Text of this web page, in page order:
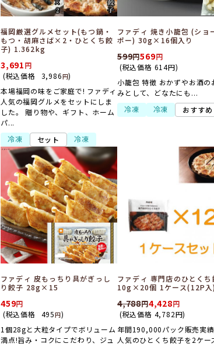
福岡厳選グルメセット(もつ鍋・
もつ・胡麻さば×2・ひとくち餃
子) 1.362kg
3,691
(税込価格 3,986円)
本場福岡の味をご家庭で! ファディ
人気の福岡グルメをセットにしま
した。 贈り物や、ギフト、ホーム
パ...
冷凍
セット 冷凍
ファディ 焼き小籠包 (ショ
ポー) 30g×16個入り
599 569
(税込価格 614円)
小籠包 特徴 おかずやお酒の
みとして、どなたにも...
冷凍
冷凍 おすすめ
ファディ 皮もっちり具がぎっし
り餃子 28g×15
459
(税込価格 495円)
1個28gと大粒タイプでボリューム
満点!旨み・コクにこだわり、ジュ
ファディ 専門店のひとくち
10g×20個 1ケース(12P入)
4,788 4,428
(税込価格 4,782円)
年間190,000パック販売実
人気のひとくち餃子を2ケー